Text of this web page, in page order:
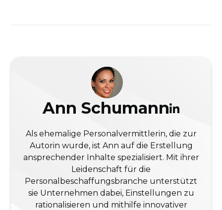
Ann Schumann
Als ehemalige Personalvermittlerin, die zur
Autorin wurde, ist Ann auf die Erstellung
ansprechender Inhalte spezialisiert. Mit ihrer
Leidenschaft für die
Personalbeschaffungsbranche unterstützt
sie Unternehmen dabei, Einstellungen zu
rationalisieren und mithilfe innovativer